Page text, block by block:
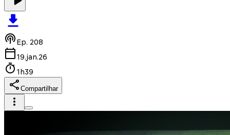
Ep. 208
19.jan.26
1h39
Compartilhar